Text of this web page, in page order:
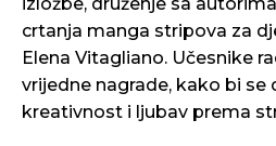
crtanja manga stripova za
Elena Vitagliano. Učesnike
vrijedne nagrade, kako bi
kreativnost i ljubav prema